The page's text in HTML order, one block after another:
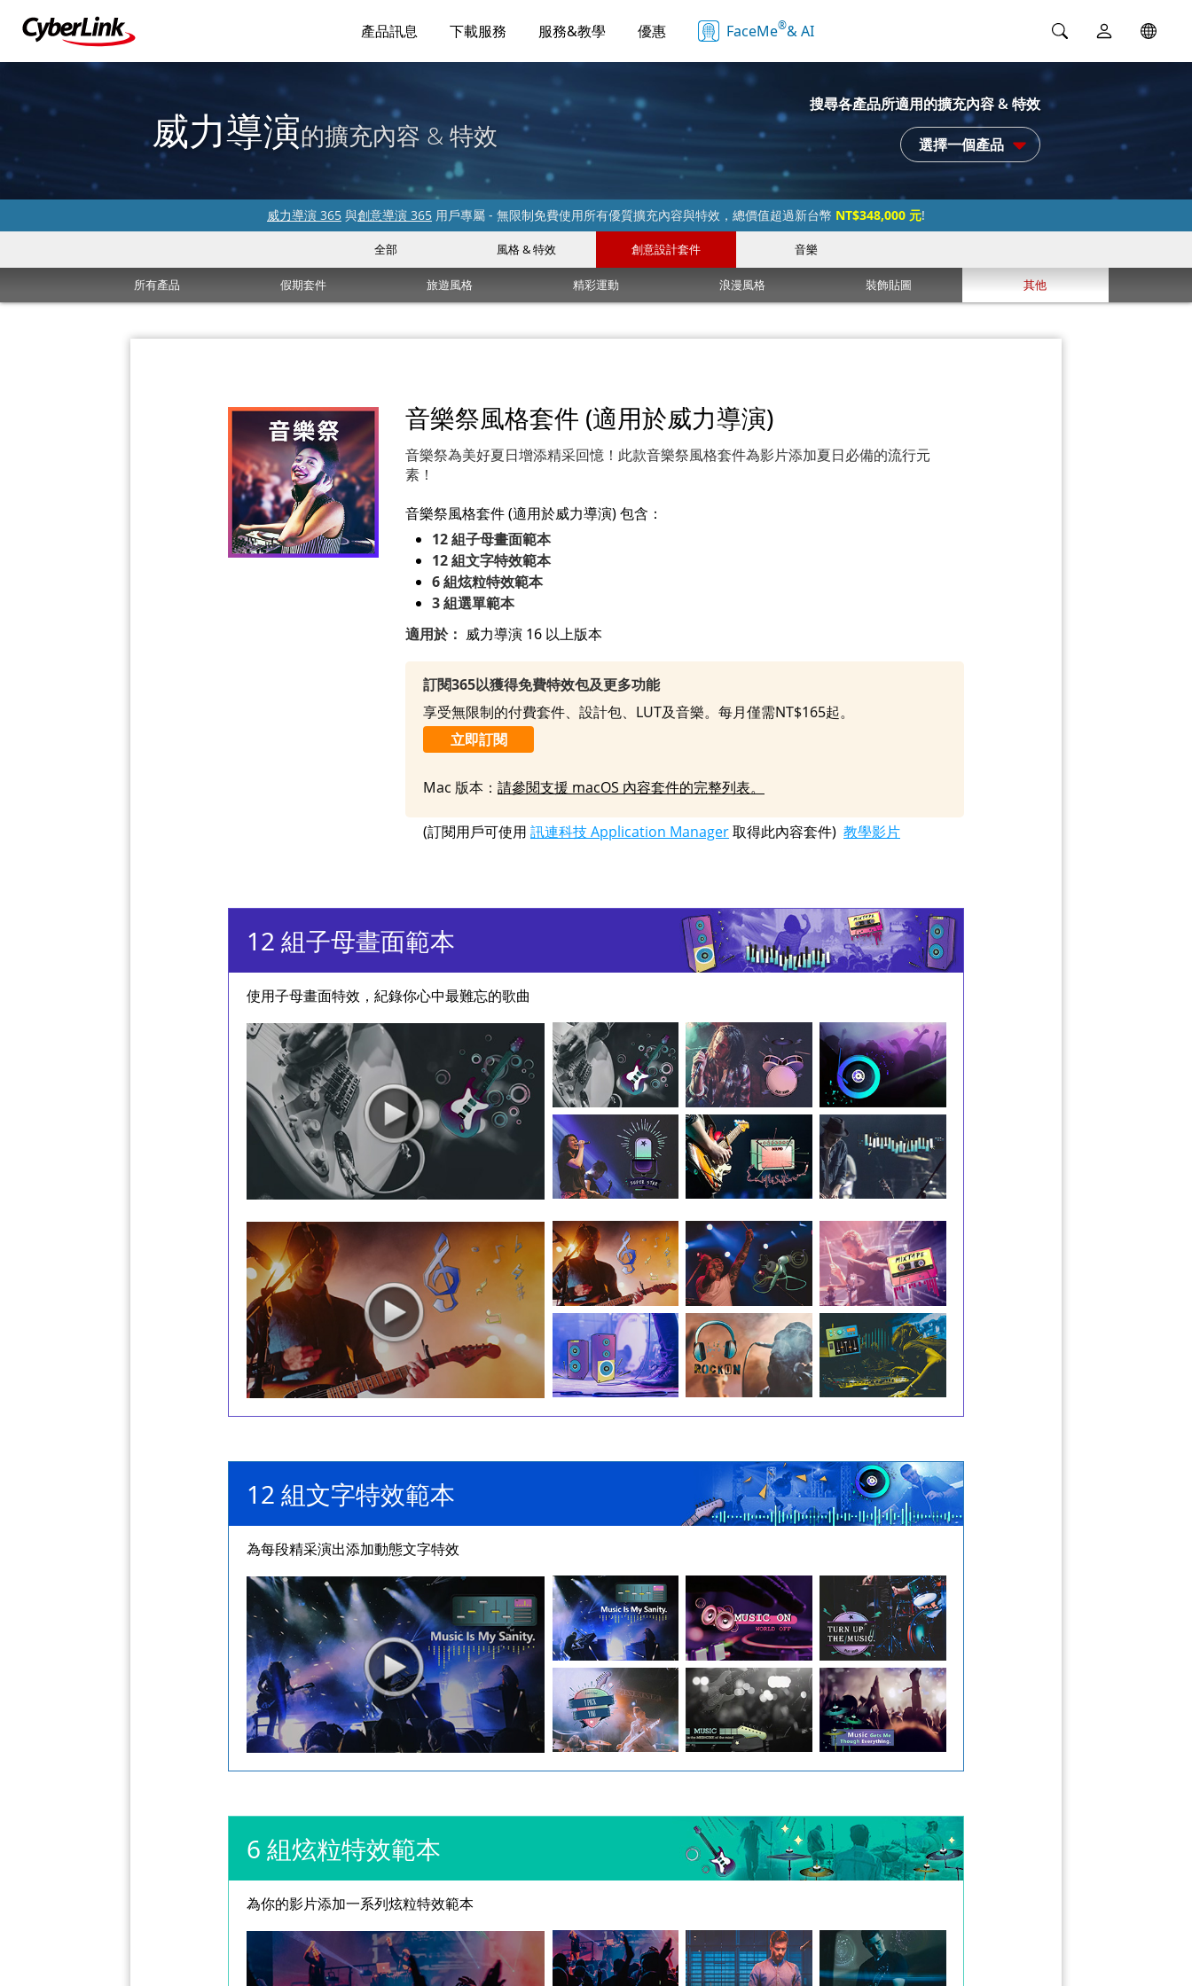
產品訊息 下載服務 服務&教學 優惠 FaceMe®& AI
威力導演的擴充內容 & 特效
搜尋各產品所適用的擴充內容 & 特效
選擇一個產品
威力導演 365 與創意導演 365 用戶專屬 - 無限制免費使用所有優質擴充內容與特效，總價值超過新台幣 NT$348,000 元!
全部 風格 & 特效 創意設計套件 音樂
所有產品 假期套件 旅遊風格 精彩運動 浪漫風格 裝飾貼圖 其他
音樂祭風格套件 (適用於威力導演)
音樂祭為美好夏日增添精采回憶！此款音樂祭風格套件為影片添加夏日必備的流行元
素！
音樂祭風格套件 (適用於威力導演) 包含：
12 組子母畫面範本
12 組文字特效範本
6 組炫粒特效範本
3 組選單範本
適用於： 威力導演 16 以上版本
訂閱365以獲得免費特效包及更多功能
享受無限制的付費套件、設計包、LUT及音樂。每月僅需NT$165起。
立即訂閱
Mac 版本： 請參閱支援 macOS 內容套件的完整列表。
(訂閱用戶可使用 訊連科技 Application Manager取得此內容套件) 教學影片
12 組子母畫面範本
使用子母畫面特效，紀錄你心中最難忘的歌曲
12 組文字特效範本
為每段精采演出添加動態文字特效
6 組炫粒特效範本
為你的影片添加一系列炫粒特效範本